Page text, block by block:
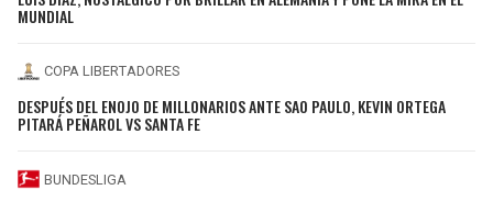
MUNDIAL
COPA LIBERTADORES
DESPUÉS DEL ENOJO DE MILLONARIOS ANTE SAO PAULO, KEVIN ORTEGA
PITARÁ PEÑAROL VS SANTA FE
BUNDESLIGA